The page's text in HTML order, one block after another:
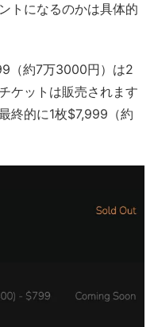
トになるのかは具体的
（約7万3000円）は2
ケットは販売されます
終的に1枚$7,999（約